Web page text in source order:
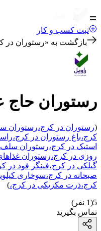
ثبت کسب و کار
بازگشت به «رستوران در
رستوران حاج
(رستوران در کرج،رستوران
کرج،باغ رستوران در کرج،
استیک در کرج،رستوران
روزی در کرج،رستوران
گیلکی در کرج،فینگر فود در
صبحانه در کرج،سوخاری
کرج،ذرت مکزیکی در کرج،)
5
(
1 نفر)
تماس بگیرید